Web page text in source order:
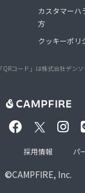
カスタマーハ
方
クッキーポリ
「QRコード」は株式会社デン
©CAMPFIRE, Inc.
採用情報 パ